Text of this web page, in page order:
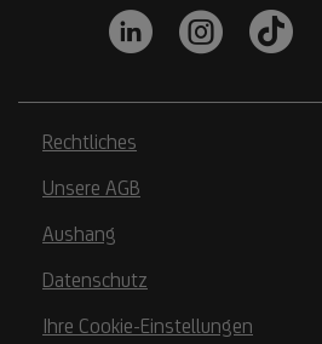
Rechtliches
Unsere AGB
Aushang
Datenschutz
Ihre Cookie-Einstellungen